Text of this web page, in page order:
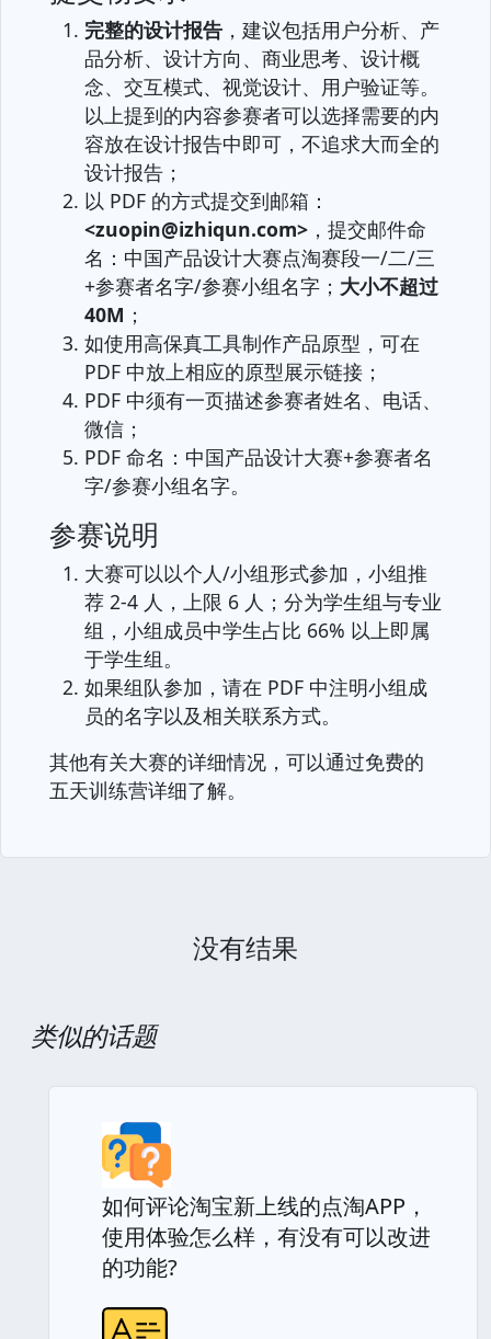
完整的设计报告 ，建议包括用户分析、产
品分析、设计方向、商业思考、设计概
念、交互模式、视觉设计、用户验证等。
以上提到的内容参赛者可以选择需要的内
容放在设计报告中即可，不追求大而全的
设计报告；
以 PDF 的方式提交到邮箱：
<zuopin@izhiqun.com> ，提交邮件命
名：中国产品设计大赛点淘赛段一/二/三
+参赛者名字/参赛小组名字； 大小不超过
40M ；
如使用高保真工具制作产品原型，可在
PDF 中放上相应的原型展示链接；
PDF 中须有一页描述参赛者姓名、电话、
微信；
PDF 命名：中国产品设计大赛+参赛者名
字/参赛小组名字。
参赛说明
大赛可以以个人/小组形式参加，小组推
荐 2-4 人，上限 6 人；分为学生组与专业
组，小组成员中学生占比 66% 以上即属
于学生组。
如果组队参加，请在 PDF 中注明小组成
员的名字以及相关联系方式。
其他有关大赛的详细情况，可以通过免费的
五天训练营详细了解。
没有结果
类似的话题
如何评论淘宝新上线的点淘APP，
使用体验怎么样，有没有可以改进
的功能?